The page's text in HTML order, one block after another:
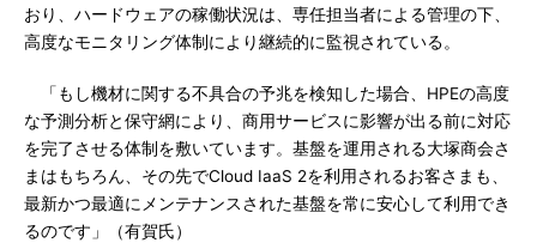
おり、ハードウェアの稼働状況は、専任担当者による管理の下、
高度なモニタリング体制により継続的に監視されている。
「もし機材に関する不具合の予兆を検知した場合、HPEの高度
な予測分析と保守網により、商用サービスに影響が出る前に対応
を完了させる体制を敷いています。基盤を運用される大塚商会さ
まはもちろん、その先でCloud IaaS 2を利用されるお客さまも、
最新かつ最適にメンテナンスされた基盤を常に安心して利用でき
るのです」（有賀氏）